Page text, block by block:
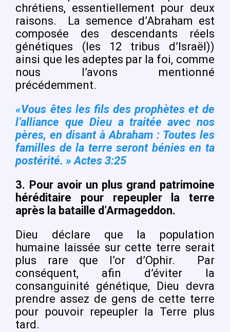
chrétiens, essentiellement pour deux
raisons.
La semence d’Abraham est
composée des descendants réels
génétiques (les 12 tribus d’Israël))
ainsi que les adeptes par la foi, comme
nous l’avons mentionné
précédemment.
«Vous êtes les fils des prophètes et de
l’alliance que Dieu a traitée avec nos
pères, en disant à Abraham : Toutes les
familles de la terre seront bénies en ta
postérité. »Actes 3:25
3. Pour avoir un plus grand patrimoine
héréditaire pour repeupler la terre
après la bataille d’Armageddon.
Dieu déclare que la population
humaine laissée sur cette terre serait
plus rare que l’or d’Ophir.
Par
conséquent, afin d’éviter la
consanguinité génétique, Dieu devra
prendre assez de gens de cette terre
pour pouvoir repeupler la Terre plus
tard.